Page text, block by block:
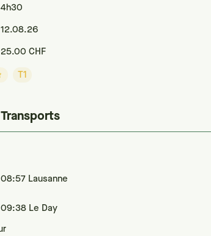
4h30
12.08.26
25.00 CHF
T1
Transports
08:57 Lausanne
09:38 Le Day